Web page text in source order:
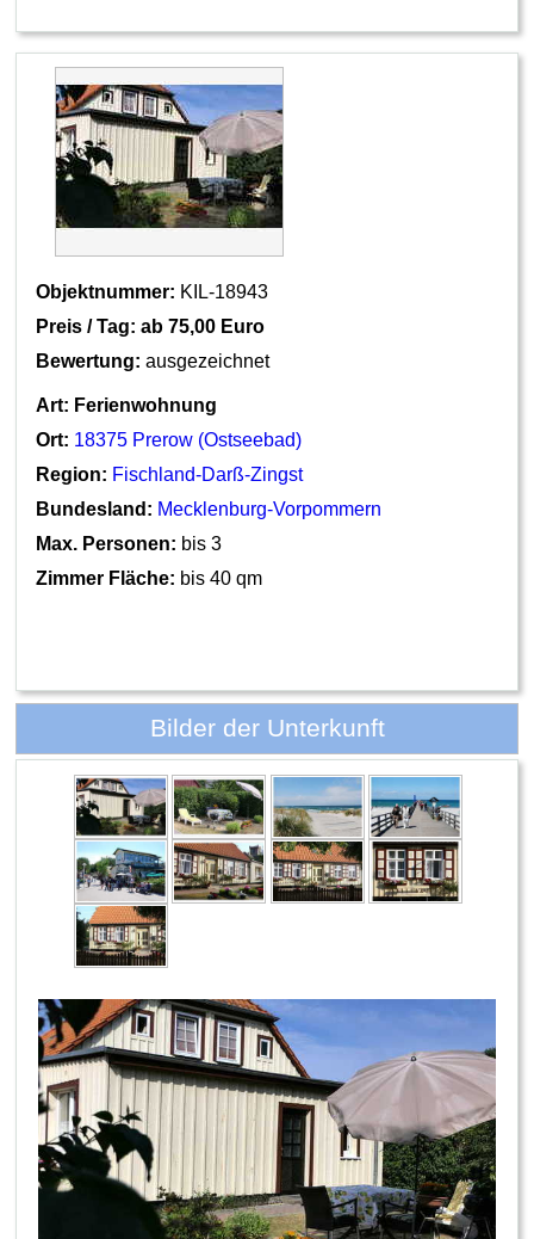
Objektnummer: KIL-18943
Preis / Tag: ab 75,00 Euro
Bewertung: ausgezeichnet
Art: Ferienwohnung
Ort: 18375 Prerow (Ostseebad)
Region: Fischland-Darß-Zingst
Bundesland: Mecklenburg-Vorpommern
Max. Personen: bis 3
Zimmer Fläche: bis 40 qm
Bilder der Unterkunft